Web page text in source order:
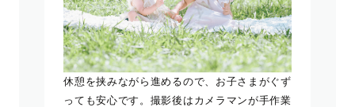
休憩を挟みながら進めるので、お子さまがぐず
っても安心です。撮影後はカメラマンが手作業